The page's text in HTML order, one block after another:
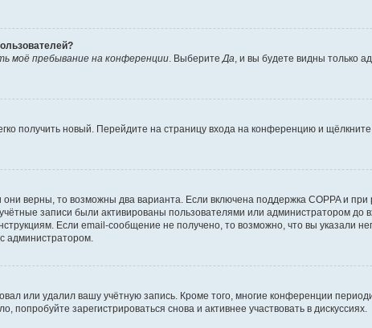
моё пребывание на конференции . Выберите Да , и вы будете видны только
получить новый. Перейдите на страницу входа на конференцию и
верны, то возможны два варианта. Если включена поддержка COPPA и
записи были активированы пользователями или администратором
Если email-сообщение не получено, то возможно, что вы указали
администратором.
или удалил вашу учётную запись. Кроме того, многие конференции
зарегистрироваться снова и активнее участвовать в дискуссиях.